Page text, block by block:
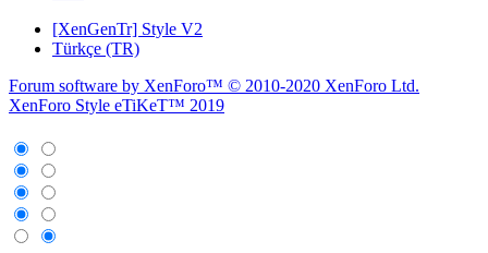
[XenGenTr] Style V2
Türkçe (TR)
Forum software by XenForo™ © 2010-2020 XenForo Ltd.
XenForo Style eTiKeT™ 2019